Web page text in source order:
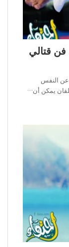
فن قتالي
عن النفس
يمكن أن…